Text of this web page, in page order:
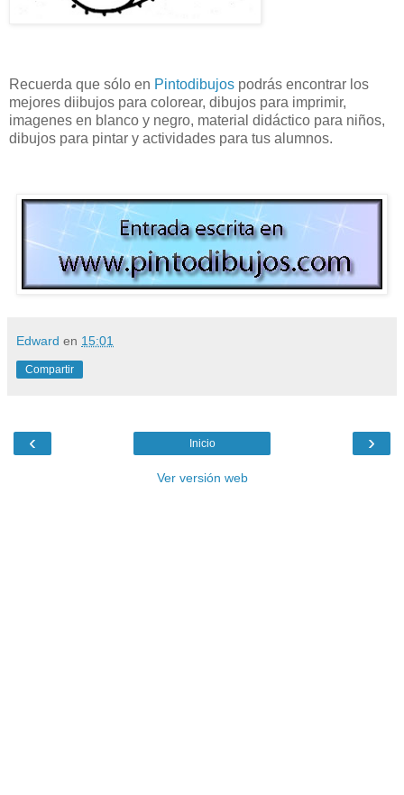
Recuerda que sólo en Pintodibujos podrás encontrar los
mejores diibujos para colorear, dibujos para imprimir,
imagenes en blanco y negro, material didáctico para niños,
dibujos para pintar y actividades para tus alumnos.
Edward en 15:01
Compartir
‹ ›
Inicio
Ver versión web